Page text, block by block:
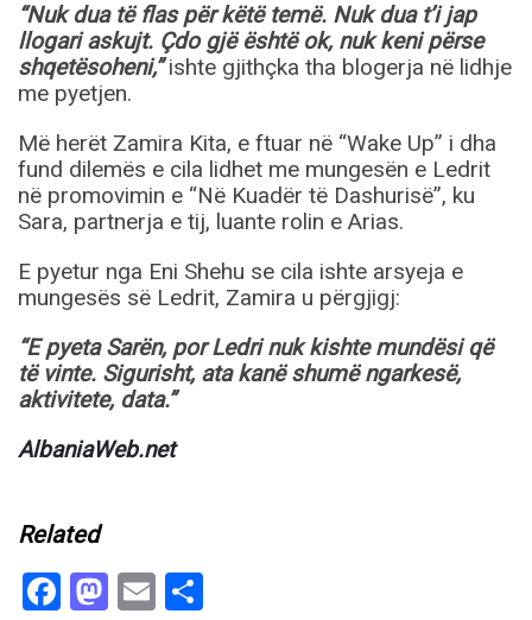
“Nuk dua të flas për këtë temë. Nuk dua t’i jap
llogari askujt. Çdo gjë është ok, nuk keni përse
shqetësoheni,”ishte gjithçka tha blogerja në lidhje
me pyetjen.
Më herët Zamira Kita, e ftuar në “Wake Up” i dha
fund dilemës e cila lidhet me mungesën e Ledrit
në promovimin e “Në Kuadër të Dashurisë”, ku
Sara, partnerja e tij, luante rolin e Arias.
E pyetur nga Eni Shehu se cila ishte arsyeja e
mungesës së Ledrit, Zamira u përgjigj:
“E pyeta Sarën, por Ledri nuk kishte mundësi që
të vinte. Sigurisht, ata kanë shumë ngarkesë,
aktivitete, data.”
AlbaniaWeb.net
Related
Facebook
Mastodon
Email